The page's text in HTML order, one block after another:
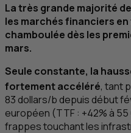
La très grande majorité
les marchés financiers
chamboulée dès les
mars.
Seule constante, la
fortement accéléré, tant
83 dollars/b depuis début
européen (TTF : +42% à
frappes touchant les